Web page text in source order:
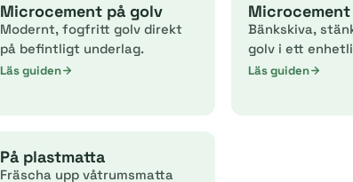
Microcement på golv
Modernt, fogfritt golv direkt
på befintligt underlag.
Läs guiden
Bänkskiva,
golv i ett
Läs guiden
På plastmatta
Fräscha upp våtrumsmatta